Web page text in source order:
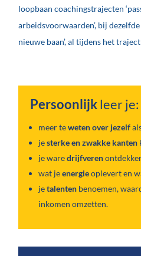
loopbaan coachingstrajecten
arbeidsvoorwaarden’, bij dezelfde
nieuwe baan’, al tijdens het
Persoonlijkleer je:
meer teweten over jezelf
jesterke en zwakke kanten
je waredrijfveren
wat jeenergieoplevert en
jetalenten benoemen,
inkomen omzetten.